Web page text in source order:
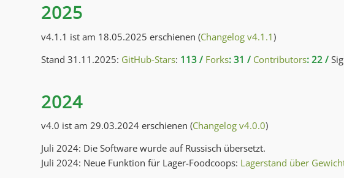
2025
v4.1.1 ist am 18.05.2025 erschienen (Changelog v4.1.1)
Stand 31.11.2025: GitHub-Stars: 113 / Forks: 31 / Contributors: 22 /
2024
v4.0 ist am 29.03.2024 erschienen (Changelog v4.0.0)
Juli 2024: Die Software wurde auf Russisch übersetzt.
Juli 2024: Neue Funktion für Lager-Foodcoops: Lagerstand über